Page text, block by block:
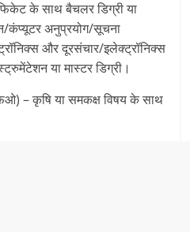
के साथ बैचलर डिग्री या
कंप्यूटर अनुप्रयोग/सूचना
और दूरसंचार/इलेक्ट्रॉनिक्स
या मास्टर डिग्री।
– कृषि या समकक्ष विषय के साथ